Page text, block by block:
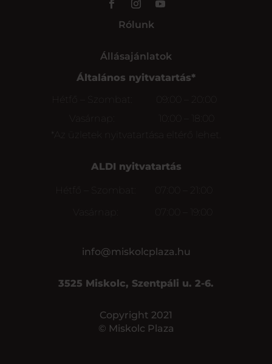
Rólunk
Állásajánlatok
Általános nyitvatartás*
Hétfő – Szombat:
09:00 – 20:00
Vasárnap:
*Az üzletek nyitvatartása eltérő lehet.
ALDI nyitvatartás
Hétfő – Szombat:
07:00 – 21:00
Vasárnap:
info@miskolcplaza.hu
3525 Miskolc, Szentpáli u. 2-6.
Copyright 2021
© Miskolc Plaza